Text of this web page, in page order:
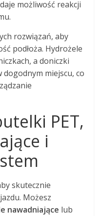
możliwość reakcji
rozwiązań, aby
podłoża. Hydrożele
a doniczki
dogodnym miejscu, co
PET,
i
skutecznie
Możesz
nawadniające lub